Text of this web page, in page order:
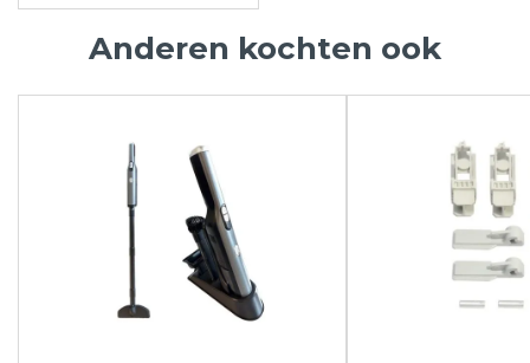
Anderen kochten ook